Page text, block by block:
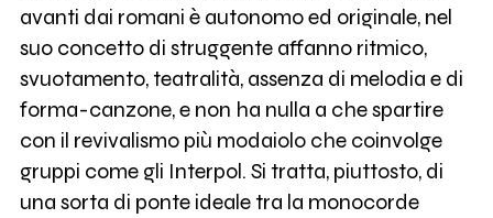
avanti dai romani è autonomo ed originale, nel
suo concetto di struggente affanno ritmico,
svuotamento, teatralità, assenza di melodia e di
forma-canzone, e non ha nulla a che spartire
con il revivalismo più modaiolo che coinvolge
gruppi come gli Interpol. Si tratta, piuttosto, di
una sorta di ponte ideale tra la monocorde